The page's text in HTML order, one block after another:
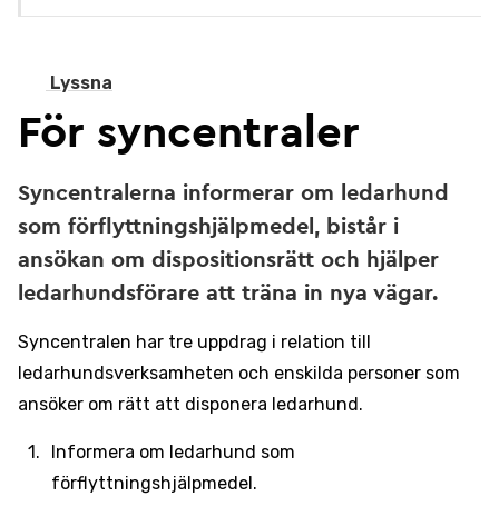
Lyssna
För syncentraler
Syncentralerna informerar om ledarhund
som förflyttningshjälpmedel, bistår i
ansökan om dispositionsrätt och hjälper
ledarhundsförare att träna in nya vägar.
Syncentralen har tre uppdrag i relation till
ledarhundsverksamheten och enskilda personer som
ansöker om rätt att disponera ledarhund.
Informera om ledarhund som
förflyttningshjälpmedel.